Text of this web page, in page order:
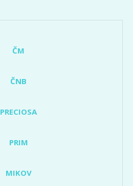
ČM
ČNB
PRECIOSA
PRIM
MIKOV